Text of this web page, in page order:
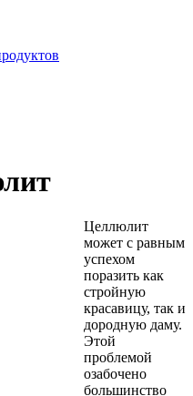
Целлюлит
может с равным
успехом
поразить как
стройную
красавицу, так и
дородную даму.
Этой
проблемой
озабочено
большинство